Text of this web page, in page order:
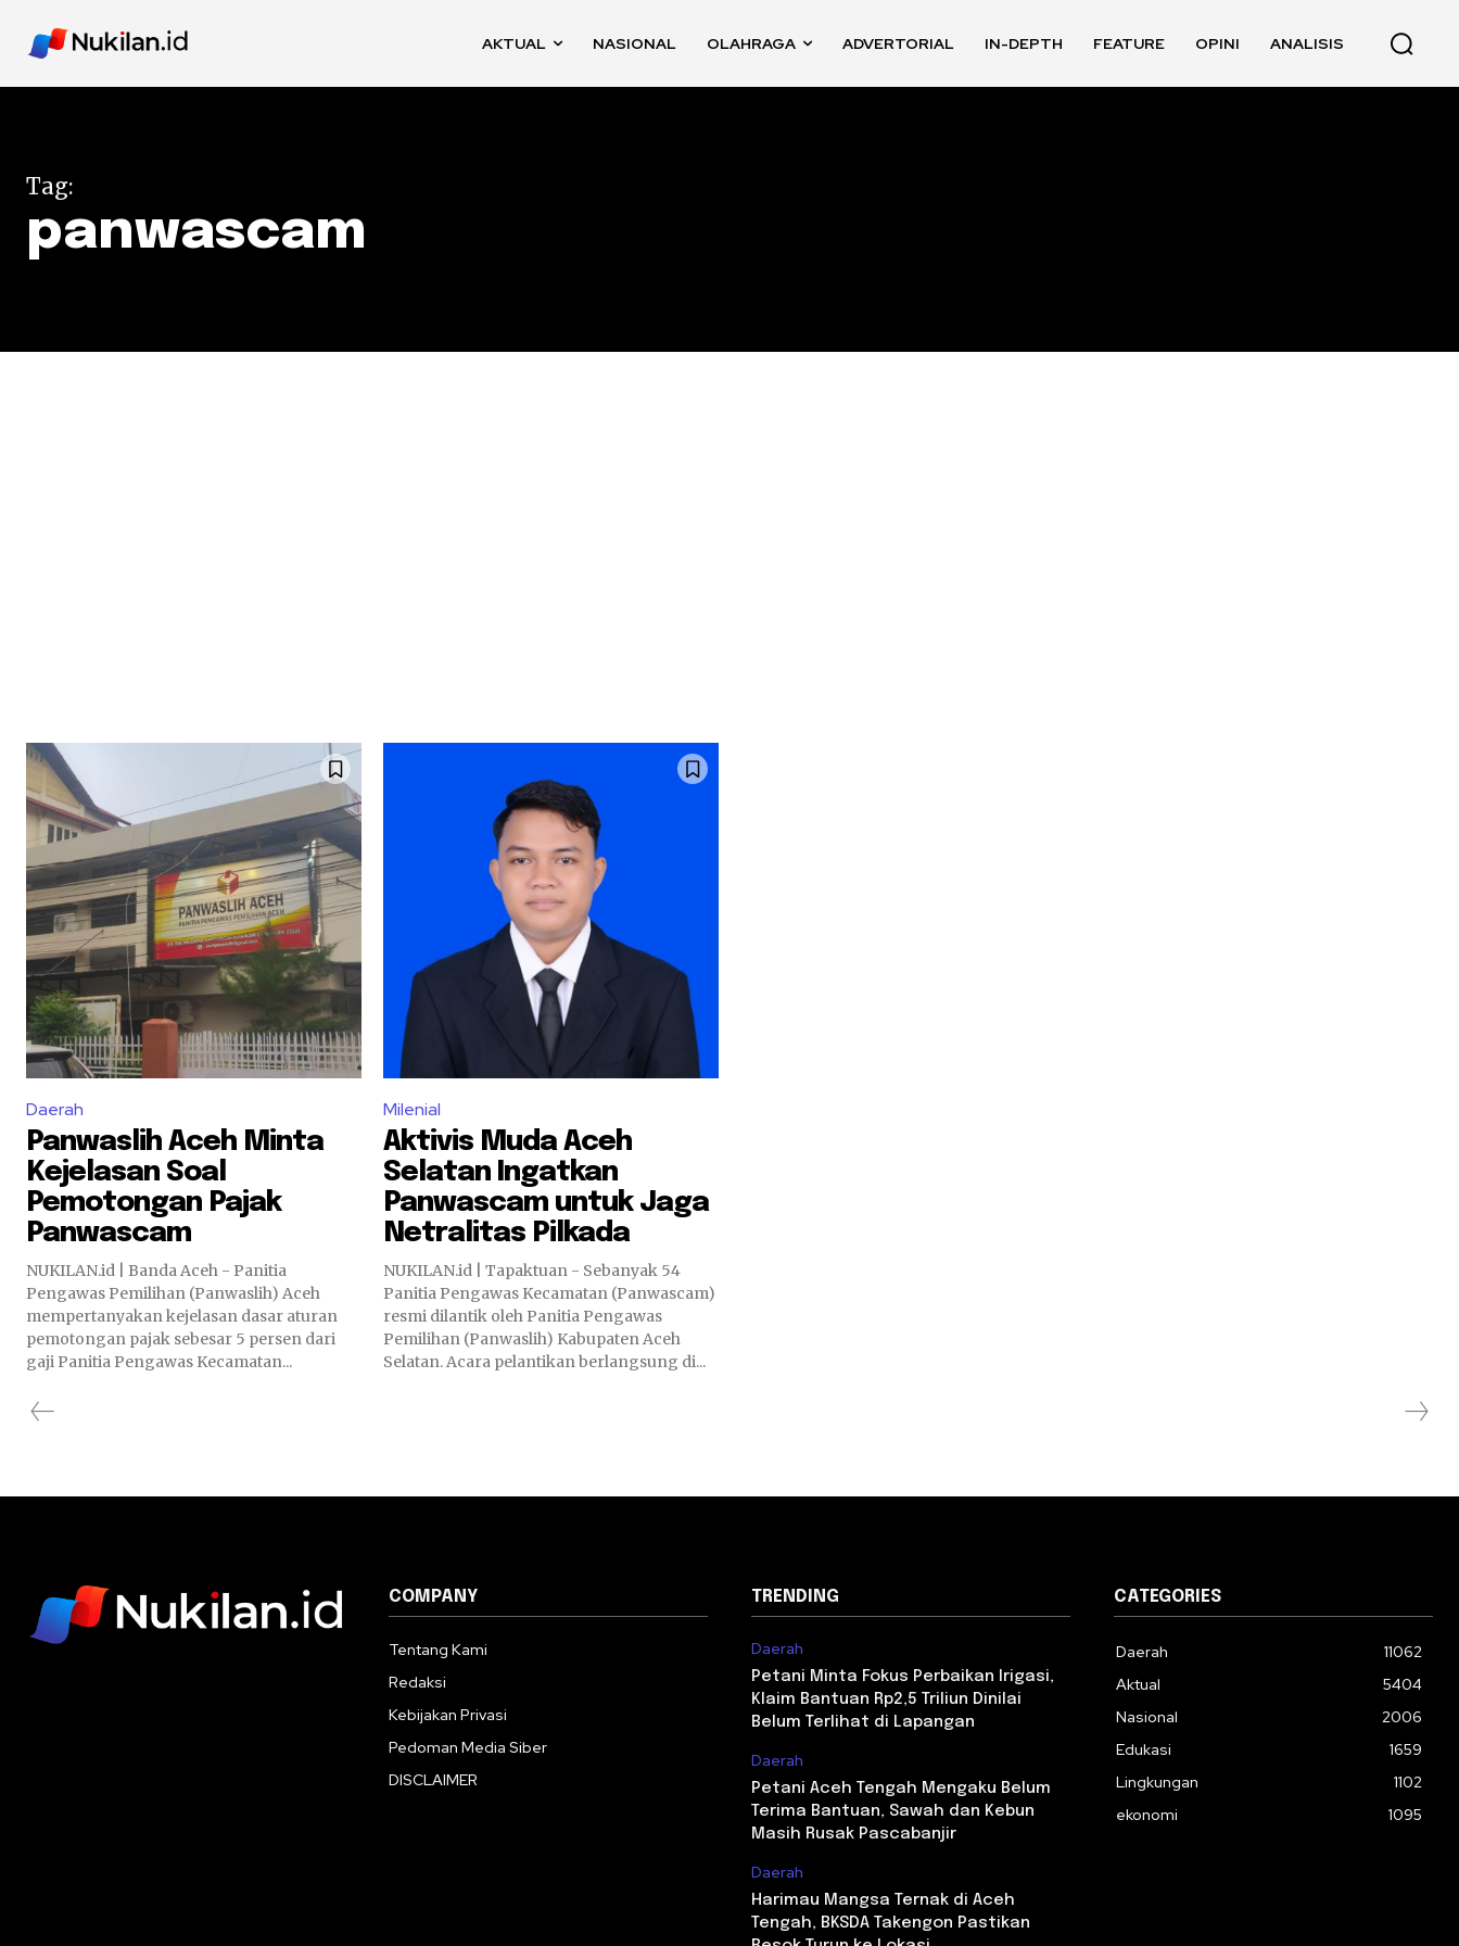
AKTUAL NASIONAL OLAHRAGA ADVERTORIAL IN-DEPTH FEATURE OPINI ANALISIS
Tag:
panwascam
Daerah
Panwaslih Aceh Minta
Kejelasan Soal
Pemotongan Pajak
Panwascam
NUKILAN.id | Banda Aceh - Panitia
Pengawas Pemilihan (Panwaslih) Aceh
mempertanyakan kejelasan dasar aturan
pemotongan pajak sebesar 5 persen dari
gaji Panitia Pengawas Kecamatan...
Milenial
Aktivis Muda Aceh
Selatan Ingatkan
Panwascam untuk Jaga
Netralitas Pilkada
NUKILAN.id | Tapaktuan - Sebanyak 54
Panitia Pengawas Kecamatan (Panwascam)
resmi dilantik oleh Panitia Pengawas
Pemilihan (Panwaslih) Kabupaten Aceh
Selatan. Acara pelantikan berlangsung di...
COMPANY
Tentang Kami
Redaksi
Kebijakan Privasi
Pedoman Media Siber
DISCLAIMER
TRENDING
Daerah
Petani Minta Fokus Perbaikan Irigasi,
Klaim Bantuan Rp2,5 Triliun Dinilai
Belum Terlihat di Lapangan
Daerah
Petani Aceh Tengah Mengaku Belum
Terima Bantuan, Sawah dan Kebun
Masih Rusak Pascabanjir
Daerah
Harimau Mangsa Ternak di Aceh
Tengah, BKSDA Takengon Pastikan
CATEGORIES
Daerah
11062
Aktual
5404
Nasional
2006
Edukasi
1659
Lingkungan
1102
ekonomi
1095